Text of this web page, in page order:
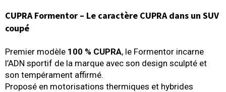
CUPRA Formentor – Le caractère CUPRA dans un SUV
coupé
Premier modèle 100 % CUPRA, le Formentor incarne
l’ADN sportif de la marque avec son design sculpté et
son tempérament affirmé.
Proposé en motorisations thermiques et hybrides